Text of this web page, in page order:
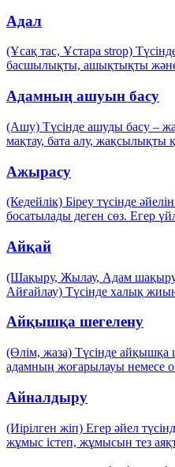
Адал
(Ұсақ тас, Ұстара strop)
басшылықты, ашықтықты және
Адамның ашуын басу
(Ашу) Түсінде ашуды басу –
мақтау, бата алу, жақсылықты
Ажырасу
(Кедейлік) Біреу түсінде
босатылады деген сөз. Егер
Айқай
(Шақыру, Жылау, Адам
Айғайлау) Түсінде халық
Айқышқа шегелену
(Өлім, жаза) Түсінде айқышқа
адамның жоғарылауы немесе
Айналдыру
(Иірілген жіп) Егер әйел
жұмыс істеп, жұмысын тез